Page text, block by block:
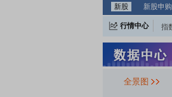
新股
新股申购
行情中心 指
全景图